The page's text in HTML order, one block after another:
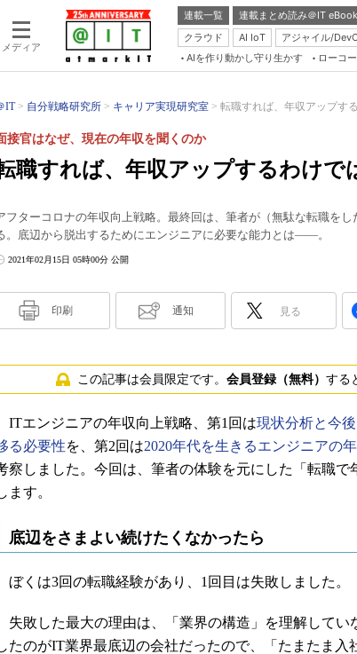
メディア
連載一覧 連載まとめ読み＠IT eBook
クラウド
AI IoT アジャイル/
AIを作り動かし守り生かす ローコ
IT 自分戦略研究所 キャリア実現研究室 転職すれば、年収アップす
職すれば、年収アップするわけで
接官はなぜ、現在の年収を聞くのか
フターコロナの年収向上戦略。最終回は、筆者が（無駄な転職を
。底辺から脱出するためにエンジニアに必要な能力とは――。
2021年02月15日 05時00分 公開
印刷 通知 見る
この記事は会員限定です。 会員登録（無料） する
ITエンジニアの年収向上戦略、第1回は現状分析と今
る必要性を、第2回は2020年代を生きるエンジニアの
察しました。今回は、筆者の体験を元にした「転職で
ます。
底辺をさまよい続けたくなかったら
ぼくは3回の転職経験があり、1回目は失敗しました。
失敗した最大の理由は、「業界の構造」を理解してい
たのがIT業界最底辺の会社だったので、「たまたま入